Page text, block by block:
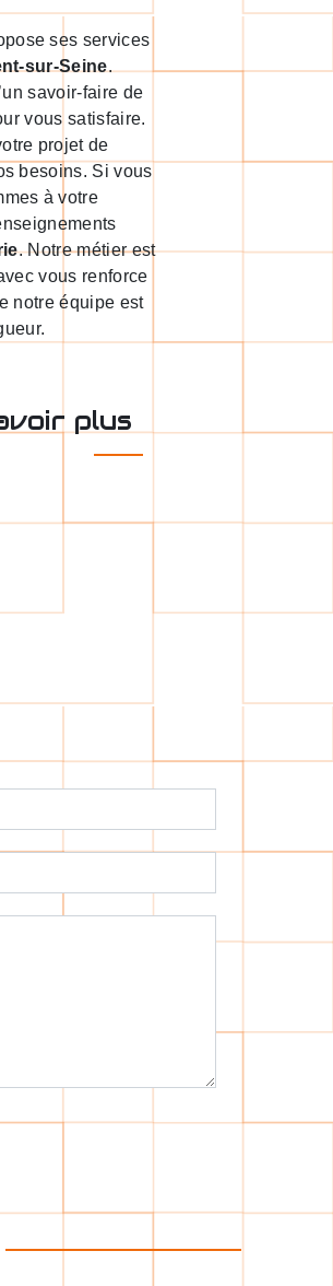
ses services
sur-Seine.
savoir-faire de
vous satisfaire.
projet de
besoins. Si vous
à votre
. Notre métier est
vous renforce
notre équipe est
plus